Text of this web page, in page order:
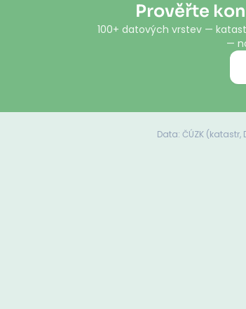
Prověřte
100+ datových vrstev —
—
Data: ČÚZK (katastr,